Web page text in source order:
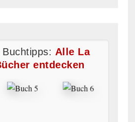
Alle La
entdecken